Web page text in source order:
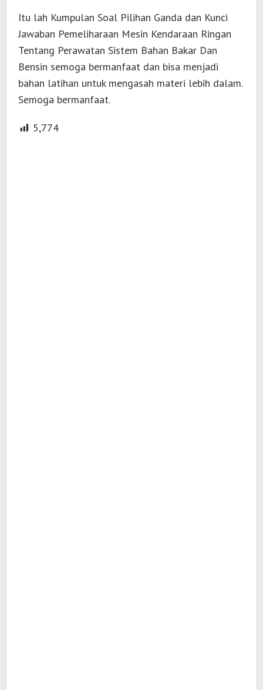
Itu lah Kumpulan Soal Pilihan Ganda dan Kunci
Jawaban Pemeliharaan Mesin Kendaraan Ringan
Tentang Perawatan Sistem Bahan Bakar Dan
Bensin semoga bermanfaat dan bisa menjadi
bahan latihan untuk mengasah materi lebih dalam.
Semoga bermanfaat.
5,774